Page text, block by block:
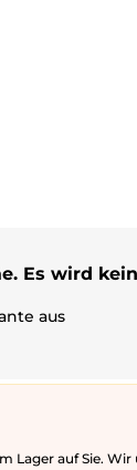
Es wird
aus
Lager auf Sie.